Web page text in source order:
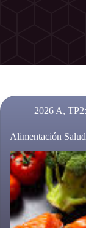
2026 A,
Alimentación